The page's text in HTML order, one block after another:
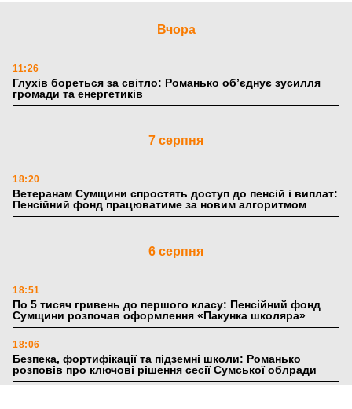
Вчора
11:26
Глухів бореться за світло: Романько об’єднує зусилля
громади та енергетиків
7 серпня
18:20
Ветеранам Сумщини спростять доступ до пенсій і виплат:
Пенсійний фонд працюватиме за новим алгоритмом
6 серпня
18:51
По 5 тисяч гривень до першого класу: Пенсійний фонд
Сумщини розпочав оформлення «Пакунка школяра»
18:06
Безпека, фортифікації та підземні школи: Романько
розповів про ключові рішення сесії Сумської облради